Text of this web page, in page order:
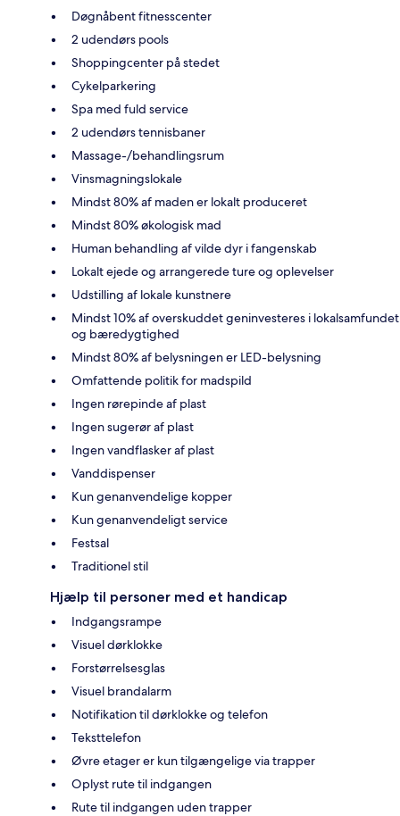
Døgnåbent fitnesscenter
2 udendørs pools
Shoppingcenter på stedet
Cykelparkering
Spa med fuld service
2 udendørs tennisbaner
Massage-/behandlingsrum
Vinsmagningslokale
Mindst 80% af maden er lokalt produceret
Mindst 80% økologisk mad
Human behandling af vilde dyr i fangenskab
Lokalt ejede og arrangerede ture og oplevelser
Udstilling af lokale kunstnere
Mindst 10% af overskuddet geninvesteres i lokalsamfundet
og bæredygtighed
Mindst 80% af belysningen er LED-belysning
Omfattende politik for madspild
Ingen rørepinde af plast
Ingen sugerør af plast
Ingen vandflasker af plast
Vanddispenser
Kun genanvendelige kopper
Kun genanvendeligt service
Festsal
Traditionel stil
Hjælp til personer med et handicap
Indgangsrampe
Visuel dørklokke
Forstørrelsesglas
Visuel brandalarm
Notifikation til dørklokke og telefon
Teksttelefon
Øvre etager er kun tilgængelige via trapper
Oplyst rute til indgangen
Rute til indgangen uden trapper